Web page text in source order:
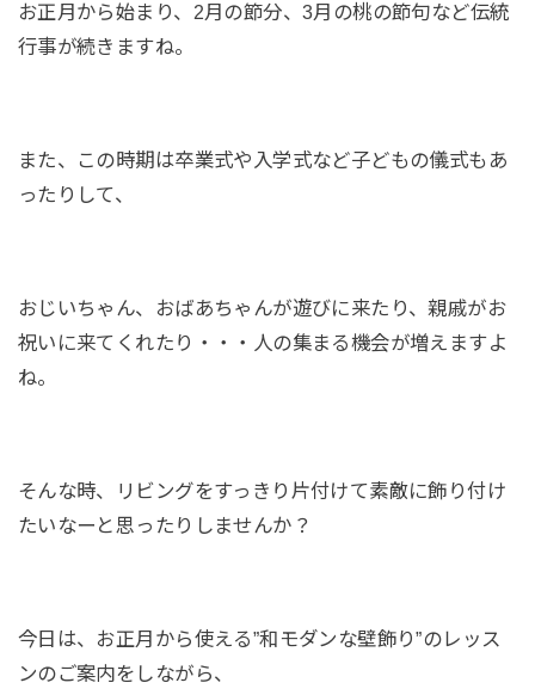
お正月から始まり、2月の節分、3月の桃の節句など伝統
行事が続きますね。
また、この時期は卒業式や入学式など子どもの儀式もあ
ったりして、
おじいちゃん、おばあちゃんが遊びに来たり、親戚がお
祝いに来てくれたり・・・人の集まる機会が増えますよ
ね。
そんな時、リビングをすっきり片付けて素敵に飾り付け
たいなーと思ったりしませんか？
今日は、お正月から使える”和モダンな壁飾り”のレッス
ンのご案内をしながら、